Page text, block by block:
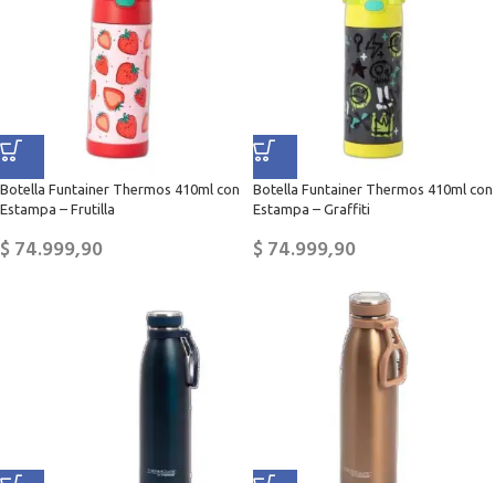
Botella Funtainer Thermos 410ml con
Estampa – Frutilla
$74.999,90
Botella Funtainer Thermos 410ml con
Estampa – Graffiti
$74.999,90